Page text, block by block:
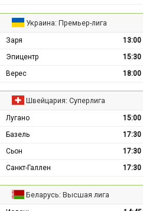
Украина: Премьер-лига
Заря 13:00
Эпицентр
15:30
Верес
18:00
Швейцария: Суперлига
Лугано 15:00
Базель
17:30
Сьон
17:30
Санкт-Галлен
17:30
Беларусь: Высшая лига